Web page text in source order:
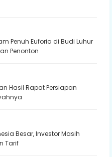
Penuh Euforia di Budi Luhur
Penonton
Hasil Rapat Persiapan
Besar, Investor Masih
Tarif